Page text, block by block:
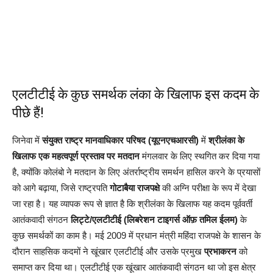
एलटीटीई के कुछ समर्थक लंका के खिलाफ इस कदम के
पीछे हैं!
जिनेवा मेंसंयुक्त राष्ट्र मानवाधिकार परिषद (यूएनएचआरसी)मेंश्रीलंका के
खिलाफ एक महत्वपूर्ण प्रस्ताव पर मतदानमंगलवार के लिए स्थगित कर दिया गया
है, क्योंकि कोलंबो ने मतदान के लिए अंतर्राष्ट्रीय समर्थन हासिल करने के प्रयासों
को आगे बढ़ाया, जिसे राष्ट्रपतिगोटाबैया राजपक्षेकी अग्नि परीक्षा के रूप में देखा
जा रहा है। यह व्यापक रूप से ज्ञात है कि श्रीलंका के खिलाफ यह कदम पूर्ववर्ती
आतंकवादी संगठनलिट्टे/एलटीटीई (लिबरेशन टाइगर्स ऑफ़ तमिल ईलम)के
कुछ समर्थकों का काम है। मई 2009 में प्रधान मंत्री महिंदा राजपक्षे के शासन के
दौरान साहसिक कदमों ने खूंखार एलटीटीई और उसके प्रमुखप्रभाकरनको
समाप्त कर दिया था। एलटीटीई एक खूंखार आतंकवादी संगठन था जो इस क्षेत्र